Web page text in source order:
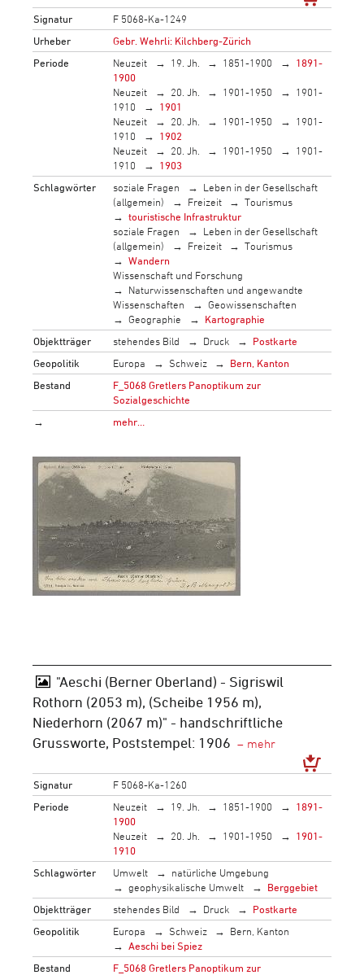
Signatur
F 5068-Ka-1249
Urheber
Gebr. Wehrli: Kilchberg-Zürich
Periode
Neuzeit 19. Jh. 1851-1900
1891-
1900
Neuzeit
20. Jh. 1901-1950
1901-
1910
1901
Neuzeit
20. Jh. 1901-1950
1901-
1910
1902
Neuzeit
20. Jh. 1901-1950
1901-
1910
1903
Schlagwörter
soziale Fragen
Leben in der Gesellschaft
(allgemein)
Freizeit
Tourismus
touristische Infrastruktur
soziale Fragen
Leben in der Gesellschaft
(allgemein)
Freizeit
Tourismus
Wandern
Wissenschaft und Forschung
Naturwissenschaften und angewandte
Wissenschaften
Geowissenschaften
Geographie
Kartographie
Objektträger
stehendes Bild Druck
Postkarte
Geopolitik
Europa Schweiz
Bern, Kanton
Bestand
F_5068 Gretlers Panoptikum zur
Sozialgeschichte
→
mehr…
"Aeschi (Berner Oberland) - Sigriswil
Rothorn (2053 m), (Scheibe 1956 m),
Niederhorn (2067 m)" - handschriftliche
Grussworte, Poststempel: 1906
Signatur
F 5068-Ka-1260
Periode
Neuzeit 19. Jh. 1851-1900
1891-
1900
Neuzeit
20. Jh. 1901-1950
1901-
1910
Schlagwörter
Umwelt
natürliche Umgebung
geophysikalische Umwelt
Berggebiet
Objektträger
stehendes Bild Druck
Postkarte
Geopolitik
Europa Schweiz
Bern, Kanton
Aeschi bei Spiez
Bestand
F_5068 Gretlers Panoptikum zur